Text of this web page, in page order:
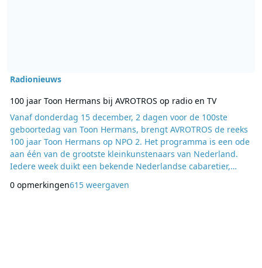
Radionieuws
100 jaar Toon Hermans bij AVROTROS op radio en TV
Vanaf donderdag 15 december, 2 dagen voor de 100ste
geboortedag van Toon Hermans, brengt AVROTROS de reeks
100 jaar Toon Hermans op NPO 2. Het programma is een ode
aan één van de grootste kleinkunstenaars van Nederland.
Iedere week duikt een bekende Nederlandse cabaretier,
markante theaterpersoonlijkheid en gaat op zoek naar de
0 opmerkingen615 weergaven